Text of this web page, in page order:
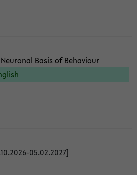
Basis of Behaviour
05.02.2027]